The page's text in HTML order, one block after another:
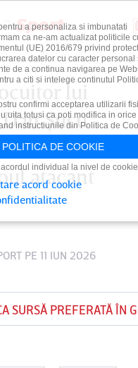
lui
Şucu
mâna în
atacant
PE 11 IUN 2026
SURSĂ PREFERATĂ ÎN
a personaliza si imbunatati
ca ne-am actualizat politicile
(UE) 2016/679 privind
datelor cu caracter personal
de a continua navigarea pe
a citi si intelege continutul
confirmi acceptarea utilizarii
uita totusi ca poti modifica in orice
instructiunile din Politica de
DE COOKIE
individual la nivel de
acord cookie